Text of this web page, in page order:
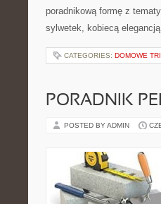
poradnikową formę z
sylwetek, kobiecą
CATEGORIES: DOMOWE
PORADNIK
POSTED BY ADMIN